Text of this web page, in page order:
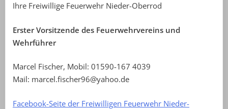
Ihre Freiwillige Feuerwehr Nieder-Oberrod
Erster Vorsitzende des Feuerwehrvereins und
Wehrführer
Marcel Fischer, Mobil: 01590-167 4039
Mail: marcel.fischer96@yahoo.de
Facebook-Seite der Freiwilligen Feuerwehr Nieder-